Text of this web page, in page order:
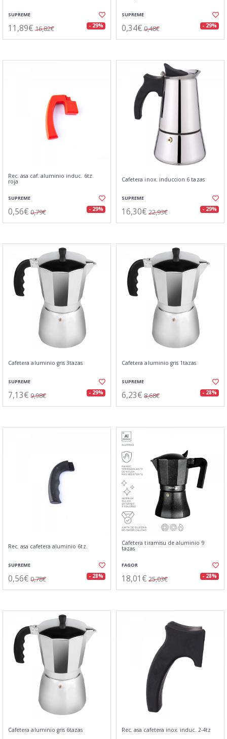
SUPREME
11,89€ 16,82€ - 29%
SUPREME
0,34€ 0,48€ - 29%
Rec. asa caf. aluminio induc. 6tz.
roja
SUPREME
0,56€ 0,79€ - 29%
Cafetera inox. induccion 6 tazas
SUPREME
16,30€ 22,93€ - 29%
Cafetera aluminio gris 3tazas
SUPREME
7,13€ 9,98€ - 29%
Cafetera aluminio gris 1tazas
SUPREME
6,23€ 8,68€ - 28%
Rec. asa cafetera aluminio 6tz.
SUPREME
0,56€ 0,78€ - 28%
Cafetera tiramisu de aluminio 9
tazas
FAGOR
18,01€ 25,03€ - 28%
Cafetera aluminio gris 6tazas Rec. asa cafetera inox. induc. 2-4tz